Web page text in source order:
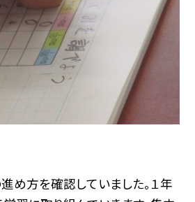
め方を確認していました。１年